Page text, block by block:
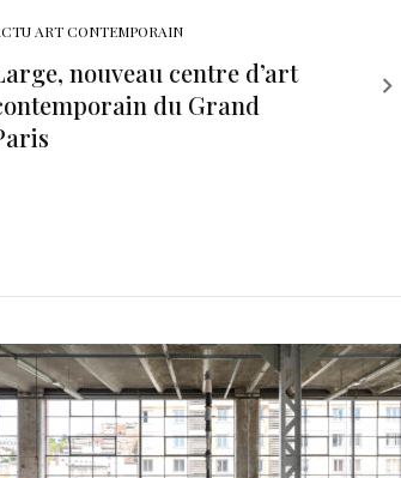
ART CONTEMPORAIN
nouveau centre d’art
du Grand